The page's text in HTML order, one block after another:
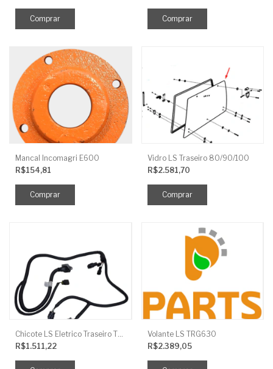
Mancal Incomagri E600
R$154,81
Vidro LS Traseiro 80/90/100
R$2.581,70
R$1.511,22
Volante LS TRG630
R$2.389,05